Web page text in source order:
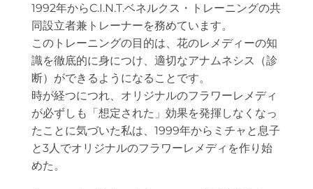
1992年からC.I.N.T.ベネルクス・トレーニングの共
同設立者兼トレーナーを務めています。
このトレーニングの目的は、花のレメディーの知
識を徹底的に身につけ、適切なアナムネシス（診
断）ができるようになることです。
時が経つにつれ、オリジナルのフラワーレメディ
が必ずしも「想定された」効果を発揮しなくなっ
たことに気づいた私は、1999年からミチャと息子
と3人でオリジナルのフラワーレメディを作り始
めた。